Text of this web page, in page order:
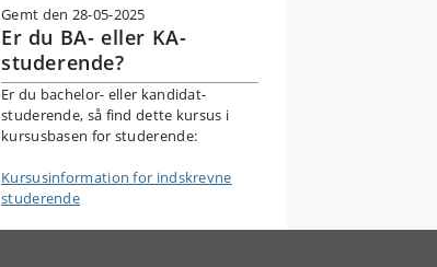
Gemt den 28-05-2025
Er du BA- eller KA-
studerende?
Er du bachelor- eller kandidat-
studerende, så find dette kursus i
kursusbasen for studerende:
Kursusinformation for indskrevne
studerende